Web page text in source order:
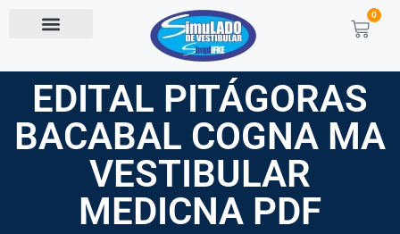
0
EDITAL PITÁGORAS
BACABAL COGNA MA
VESTIBULAR
MEDICNA PDF